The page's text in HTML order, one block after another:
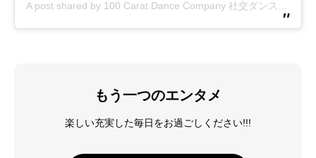
もう一つのエンタメ
楽しい充実した毎日をお過ごしください!!!